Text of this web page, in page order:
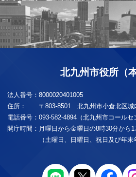
北九州市役所（本
法人番号： 8000020401005
住所：
〒803-8501 北九州市小倉北区城
電話番号： 093-582-4894（北九州市コールセ
開庁時間： 月曜日から金曜日の8時30分から
（土曜日、日曜日、祝日及び年末